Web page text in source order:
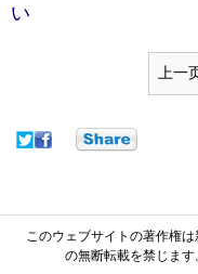
い
上一
このウェブサイトの著作権
の無断転載を禁じま